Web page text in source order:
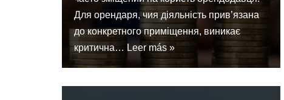
Для орендаря, чия діяльність прив’язана
до конкретного приміщення, виникає
критична… Leer más »